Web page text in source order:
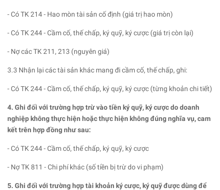
- Có TK 214 - Hao mòn tài sản cố định (giá trị hao mòn)
- Có TK 244 - Cầm cố, thế chấp, ký quỹ, ký cược (giá trị còn lại)
- Nợ các TK 211, 213 (nguyên giá)
3.3 Nhận lại các tài sản khác mang đi cầm cố, thế chấp, ghi:
- Có TK 244 - Cầm cố, thế chấp, ký quỹ, ký cược (từng khoản chi tiết)
4. Ghi đối với trường hợp trừ vào tiền ký quỹ, ký cược do doanh
nghiệp không thực hiện hoặc thực hiện không đúng nghĩa vụ, cam
kết trên hợp đồng như sau:
- Có TK 244 - Cầm cố, thế chấp, ký quỹ, ký cược
- Nợ TK 811 - Chi phí khác (số tiền bị trừ do vi phạm)
5. Ghi đối với trường hợp tài khoản ký cược, ký quỹ được dùng để